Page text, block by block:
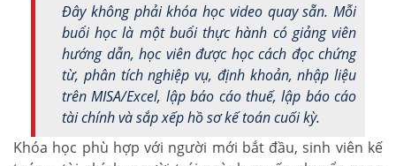
Đây không phải khóa học video quay sẵn. Mỗi
buổi học là một buổi thực hành có giảng viên
hướng dẫn, học viên được học cách đọc chứng
từ, phân tích nghiệp vụ, định khoản, nhập liệu
trên MISA/Excel, lập báo cáo thuế, lập báo cáo
tài chính và sắp xếp hồ sơ kế toán cuối kỳ.
Khóa học phù hợp với người mới bắt đầu, sinh viên kế